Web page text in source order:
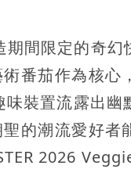
間限定的奇幻
番茄作為核心
裝置流露出幽
的潮流愛好者
2026